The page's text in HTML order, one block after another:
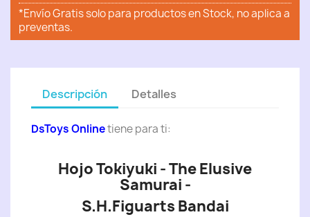
*Envío Gratis solo para productos en Stock, no aplica a
preventas.
Descripción Detalles
DsToys Onlinetiene para ti:
Hojo Tokiyuki - The Elusive
Samurai -
S.H.Figuarts Bandai